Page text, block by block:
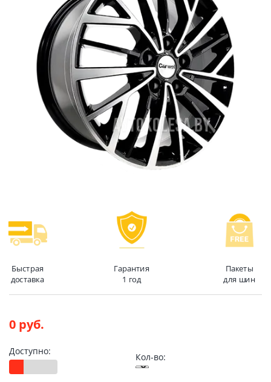
Быстрая
доставка
Гарантия
1 год
Пакеты
для шин
0 руб.
Доступно:
Кол-во: